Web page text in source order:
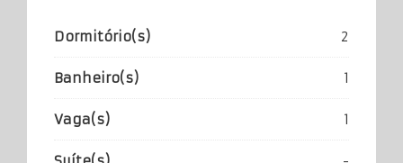
Dormitório(s) 2
Banheiro(s) 1
Vaga(s) 1